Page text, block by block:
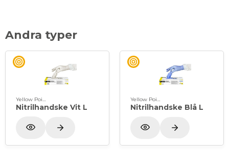
Andra typer
Yellow Point
Nitrilhandske Vit L
Yellow Point
Nitrilhandske Blå L